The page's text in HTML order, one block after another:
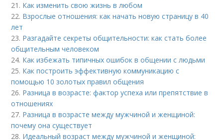
21. Как изменить свою жизнь в любом
22. Взрослые отношения: как начать новую страницу в 40
лет
23. Разгадайте секреты общительности: как стать более
общительным человеком
24. Как избежать типичных ошибок в общении с людьми
25. Как построить эффективную коммуникацию с
помощью 10 золотых правил общения
26. Разница в возрасте: фактор успеха или препятствие в
отношениях
27. Разница в возрасте между мужчиной и женщиной:
почему она существует
28. Идеальный возраст между мужчиной и женщиной: